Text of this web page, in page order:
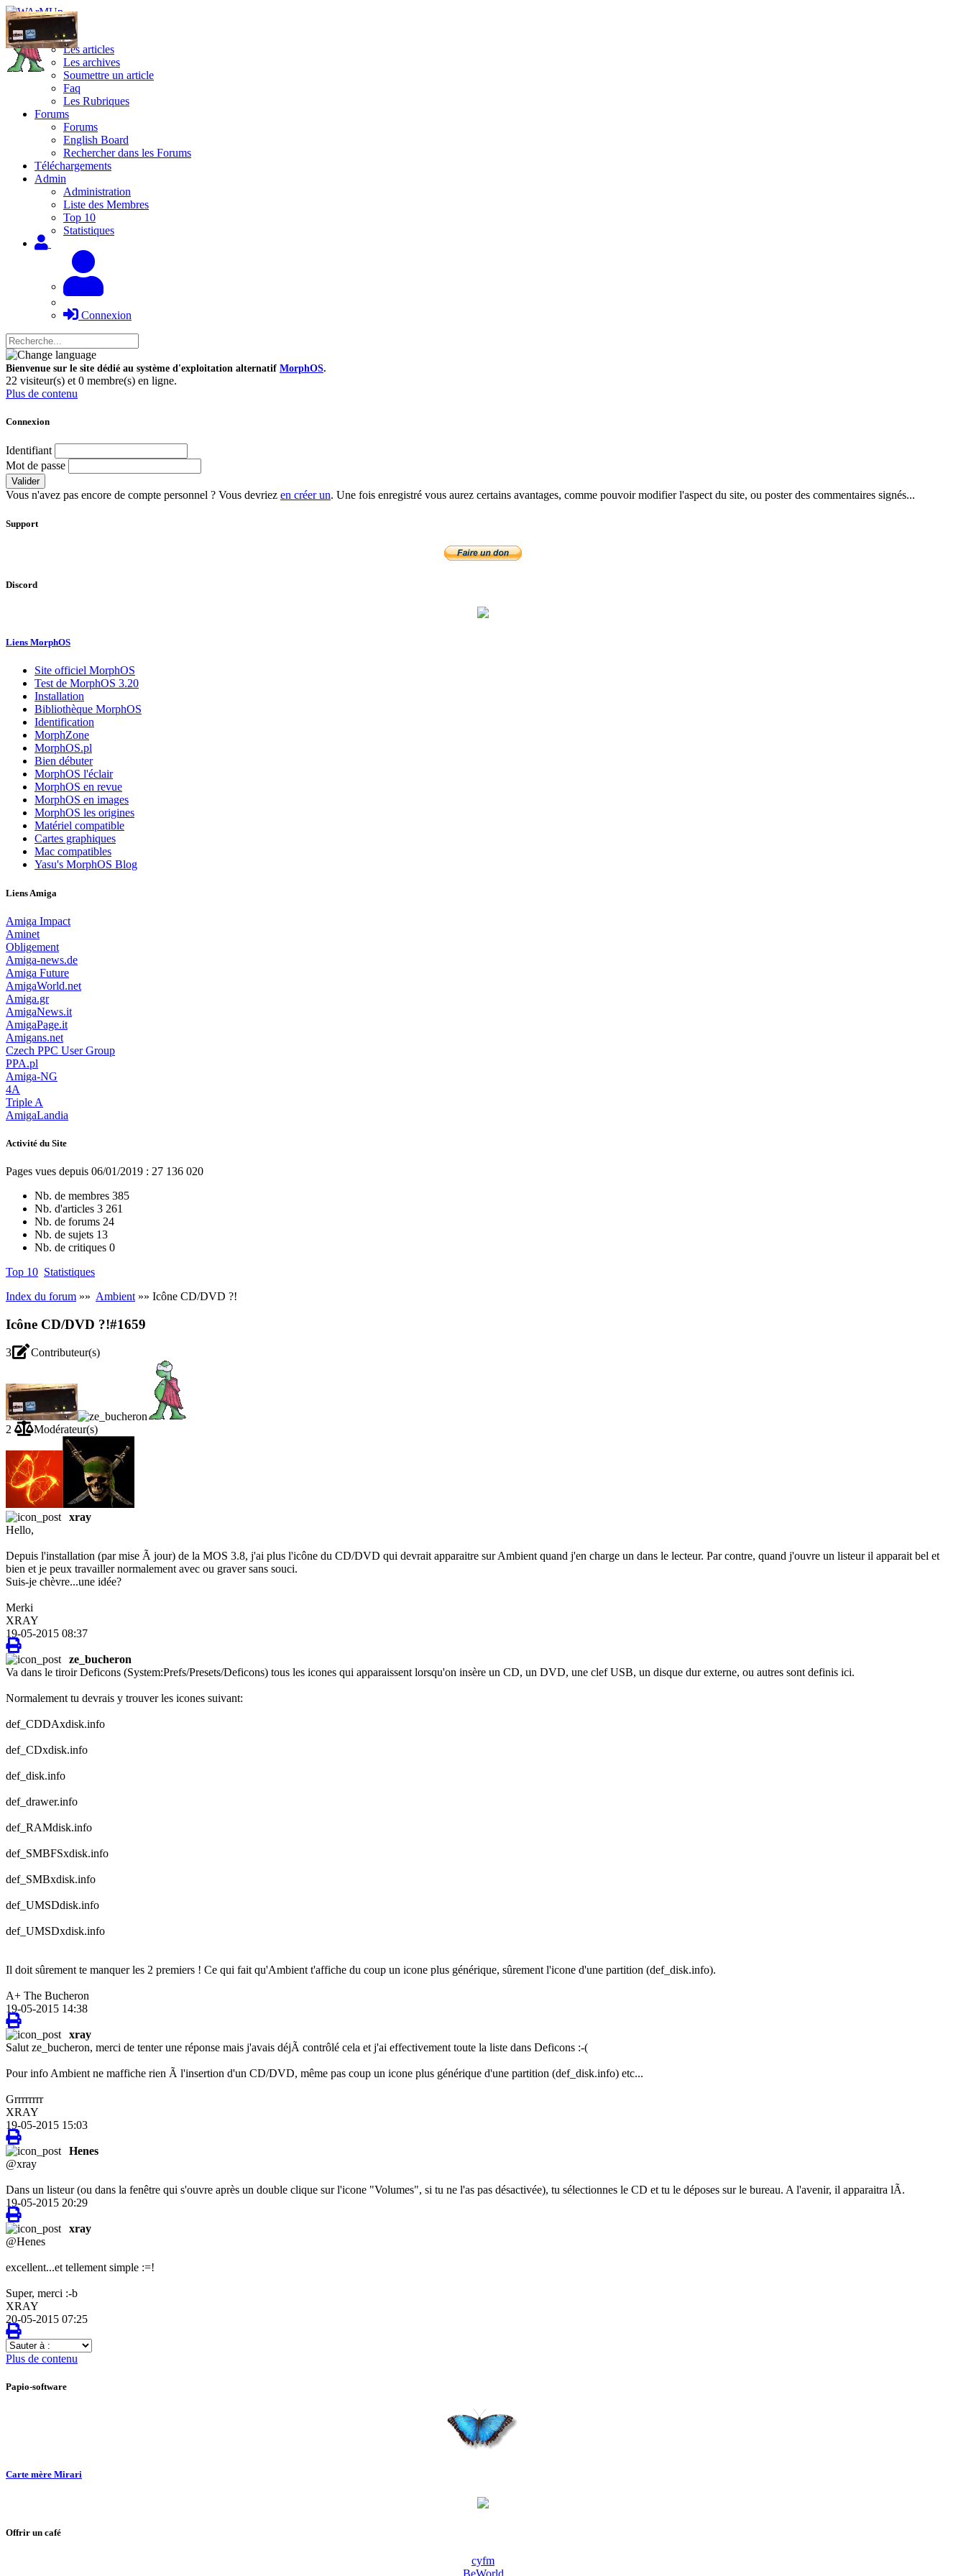
Site
Les articles
Les archives
Soumettre un article
Faq
Les Rubriques
Forums
Forums
English Board
Rechercher dans les Forums
Téléchargements
Admin
Administration
Liste des Membres
Top 10
Statistiques
Connexion
Bienvenue sur le site dédié au système d'exploitation alternatif MorphOS.
22 visiteur(s) et 0 membre(s) en ligne.
Plus de contenu
Connexion
Identifiant
Mot de passe
Valider
Vous n'avez pas encore de compte personnel ? Vous devriez en créer un. Une fois enregistré vous aurez certains avantages, comme pouvoir modifier l'aspect du site, ou poster des commentaires signés...
Support
Discord
Liens MorphOS
Site officiel MorphOS
Test de MorphOS 3.20
Installation
Bibliothèque MorphOS
Identification
MorphZone
MorphOS.pl
Bien débuter
MorphOS l'éclair
MorphOS en revue
MorphOS en images
MorphOS les origines
Matériel compatible
Cartes graphiques
Mac compatibles
Yasu's MorphOS Blog
Liens Amiga
Amiga Impact
Aminet
Obligement
Amiga-news.de
Amiga Future
AmigaWorld.net
Amiga.gr
AmigaNews.it
AmigaPage.it
Amigans.net
Czech PPC User Group
PPA.pl
Amiga-NG
4A
Triple A
AmigaLandia
Activité du Site
Pages vues depuis 06/01/2019 : 27 136 020
Nb. de membres 385
Nb. d'articles 3 261
Nb. de forums 24
Nb. de sujets 13
Nb. de critiques 0
Top 10 Statistiques
Index du forum »» Ambient »» Icône CD/DVD ?!
Icône CD/DVD ?!#1659
3 Contributeur(s)
2 Modérateur(s)
xray
Hello,
Depuis l'installation (par mise Ã jour) de la MOS 3.8, j'ai plus l'icône du CD/DVD qui devrait apparaitre sur Ambient quand j'en charge un dans le lecteur. Par contre, quand j'ouvre un listeur il apparait bel et
bien et je peux travailler normalement avec ou graver sans souci.
Suis-je chèvre...une idée?
Merki
XRAY
19-05-2015 08:37
ze_bucheron
Va dans le tiroir Deficons (System:Prefs/Presets/Deficons) tous les icones qui apparaissent lorsqu'on insère un CD, un DVD, une clef USB, un disque dur externe, ou autres sont definis ici.
Normalement tu devrais y trouver les icones suivant:
def_CDDAxdisk.info
def_CDxdisk.info
def_disk.info
def_drawer.info
def_RAMdisk.info
def_SMBFSxdisk.info
def_SMBxdisk.info
def_UMSDdisk.info
def_UMSDxdisk.info
Il doit sûrement te manquer les 2 premiers ! Ce qui fait qu'Ambient t'affiche du coup un icone plus générique, sûrement l'icone d'une partition (def_disk.info).
A+ The Bucheron
19-05-2015 14:38
xray
Salut ze_bucheron, merci de tenter une réponse mais j'avais déjÃ contrôlé cela et j'ai effectivement toute la liste dans Deficons :-(
Pour info Ambient ne maffiche rien Ã l'insertion d'un CD/DVD, même pas coup un icone plus générique d'une partition (def_disk.info) etc...
Grrrrrrrr
XRAY
19-05-2015 15:03
Henes
@xray
Dans un listeur (ou dans la fenêtre qui s'ouvre après un double clique sur l'icone "Volumes", si tu ne l'as pas désactivée), tu sélectionnes le CD et tu le déposes sur le bureau. A l'avenir, il apparaitra lÃ.
19-05-2015 20:29
xray
@Henes
excellent...et tellement simple :=!
Super, merci :-b
XRAY
20-05-2015 07:25
Sauter
à
Plus de contenu
Papio-software
Carte mère Mirari
Offrir un café
cyfm
BeWorld